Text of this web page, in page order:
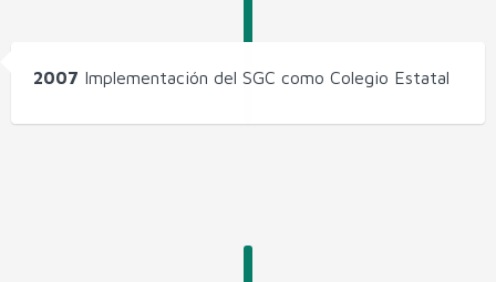
2007 Implementación del SGC como Colegio Estatal